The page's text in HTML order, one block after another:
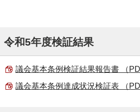
令和5年度検証結果
議会基本条例検証結果報告書 （
議会基本条例達成状況検証表 （